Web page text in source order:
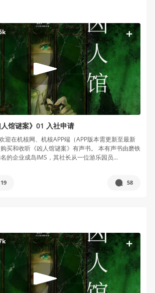
馆谜案》01 入社申请
迎在机核网、机核APP端（APP版本需更新至最新
买和收听《凶人馆谜案》有声书。 本有声书由磨铁
的企业成岛IMS，其社长从一位游乐园员...
19 58